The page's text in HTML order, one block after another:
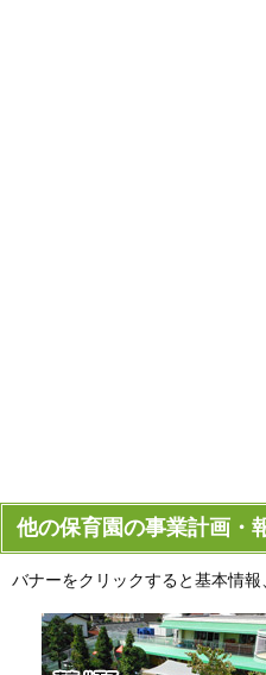
他の保育園の事業計画・
バナーをクリックすると基本情